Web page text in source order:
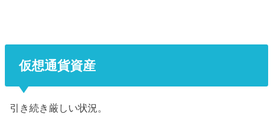
仮想通貨資産
引き続き厳しい状況。